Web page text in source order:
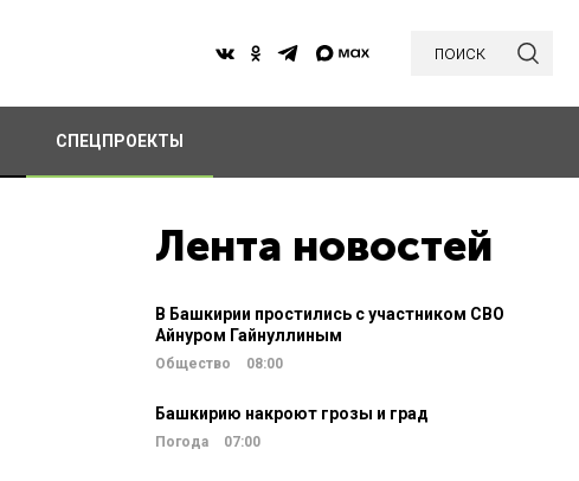
поиск
СПЕЦПРОЕКТЫ
Лента новостей
В Башкирии простились с участником СВО
Айнуром Гайнуллиным
Общество 08:00
Башкирию накроют грозы и град
Погода 07:00